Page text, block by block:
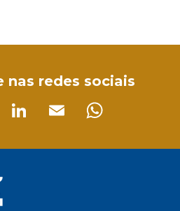
nas redes sociais